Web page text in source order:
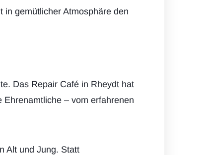
in gemütlicher Atmosphäre den
Das Repair Café in Rheydt hat
– vom erfahrenen
Alt und Jung. Statt